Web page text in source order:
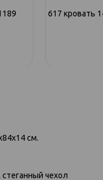
617 кровать
см.
чехол